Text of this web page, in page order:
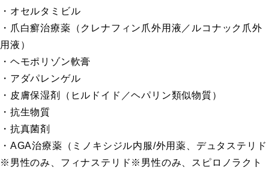
・オセルタミビル
・爪白癬治療薬（クレナフィン爪外用液／ルコナック爪外
用液）
・ヘモポリゾン軟膏
・アダパレンゲル
・皮膚保湿剤（ヒルドイド／ヘパリン類似物質）
・抗生物質
・抗真菌剤
・AGA治療薬（ミノキシジル内服/外用薬、デュタステリド
※男性のみ、フィナステリド※男性のみ、スピロノラクト